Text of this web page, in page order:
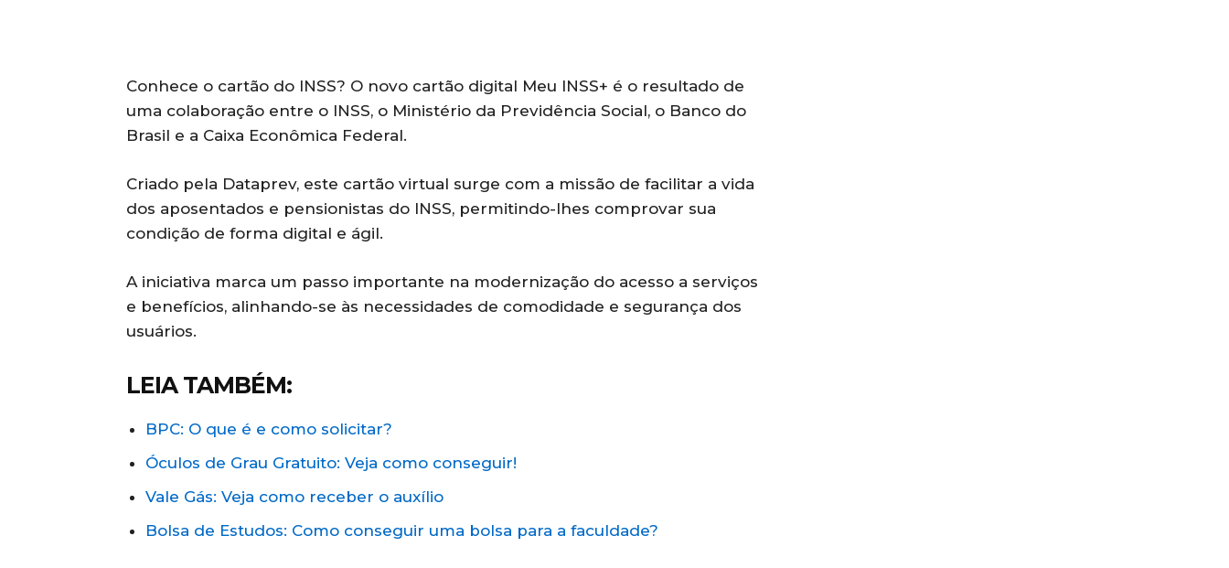
Conhece o cartão do INSS? O novo cartão digital Meu INSS+ é o resultado de
uma colaboração entre o INSS, o Ministério da Previdência Social, o Banco do
Brasil e a Caixa Econômica Federal.
Criado pela Dataprev, este cartão virtual surge com a missão de facilitar a vida
dos aposentados e pensionistas do INSS, permitindo-lhes comprovar sua
condição de forma digital e ágil.
A iniciativa marca um passo importante na modernização do acesso a serviços
e benefícios, alinhando-se às necessidades de comodidade e segurança dos
usuários.
LEIA TAMBÉM:
BPC: O que é e como solicitar?
Óculos de Grau Gratuito: Veja como conseguir!
Vale Gás: Veja como receber o auxílio
Bolsa de Estudos: Como conseguir uma bolsa para a faculdade?